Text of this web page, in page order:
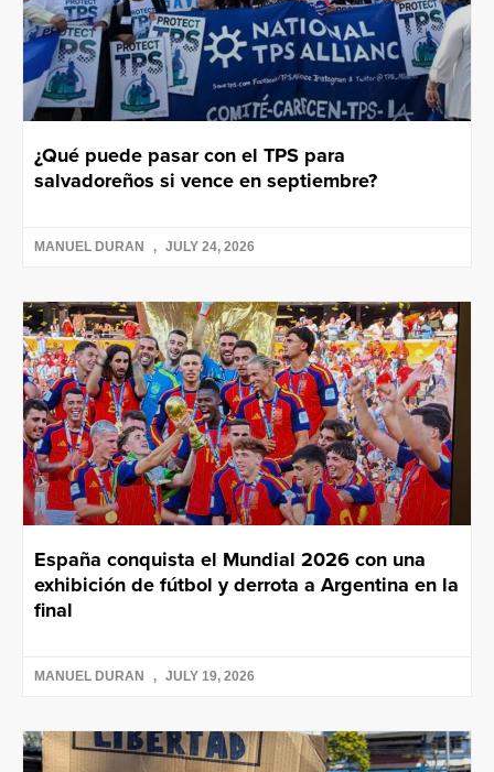
¿Qué puede pasar con el TPS para
salvadoreños si vence en septiembre?
MANUEL DURAN JULY 24, 2026
España conquista el Mundial 2026 con una
exhibición de fútbol y derrota a Argentina en la
final
MANUEL DURAN JULY 19, 2026